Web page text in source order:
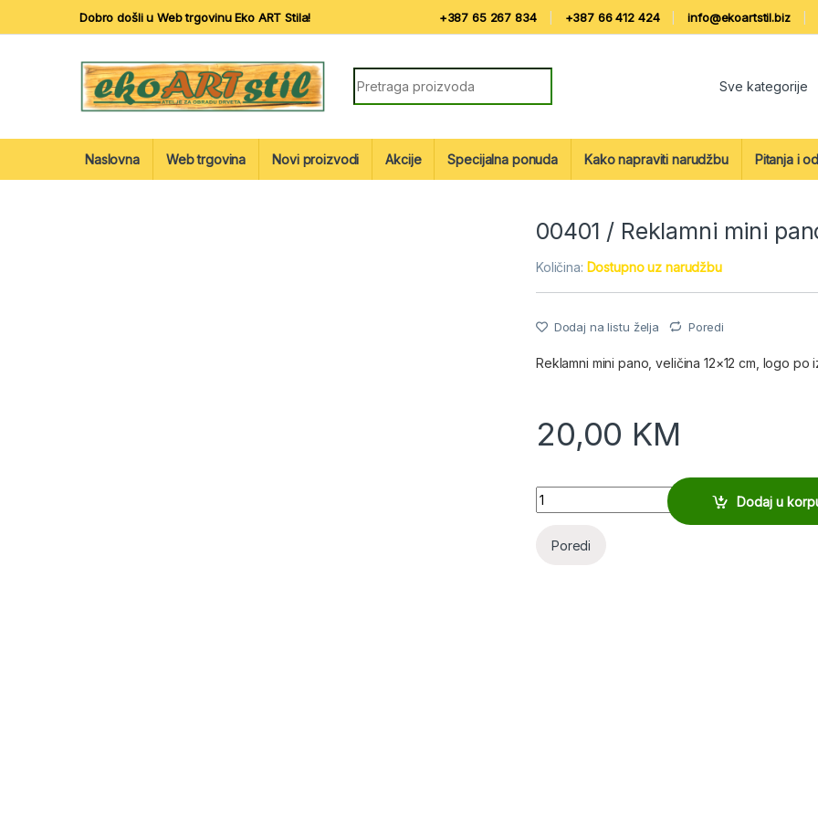
Skip to navigation
Skip to contentDobro došli u Web trgovinu Eko ART Stila! +387 65 267 834 +387 66 412 424 info@ekoartstil.biz
Naslovna Web trgovina Novi proizvodi Akcije Specijalna ponuda Kako napraviti narudžbu Pitanja i
00401 / Reklamni mini
Količina: Dostupno uz narudžbu
Dodaj na listu želja Poredi
Reklamni mini pano, veličina 12×12 cm, logo
20,00 KM
Quantity
Dodaj u
Poredi